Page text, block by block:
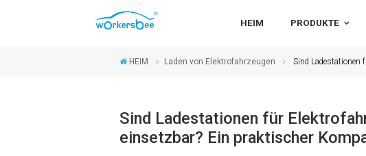
HEIM PRODUKTE
HEIM Laden von Elektrofahrzeugen Sind Ladestationen
Sind Ladestationen für
einsetzbar? Ein praktischer